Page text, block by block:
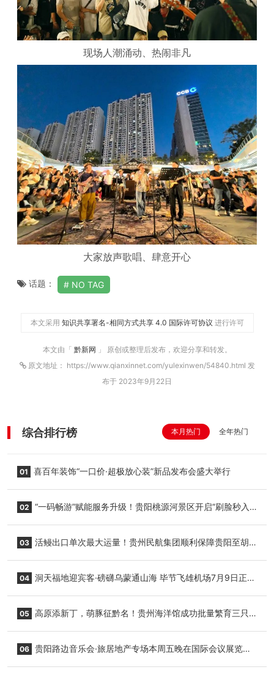
现场人潮涌动、热闹非凡
大家放声歌唱、肆意开心
话题： NO TAG
本文采用 知识共享署名-相同方式共享 4.0 国际许可协议 进行许可
本文由「 黔新网 」 原创或整理后发布，欢迎分享和转发。
原文地址： https://www.qianxinnet.com/yulexinwen/54840.html 发
布于 2023年9月22日
综合排行榜 本月热门 全年热门
01 喜百年装饰“一口价·超极放心装”新品发布会盛大举行
02 “一码畅游”赋能服务升级！贵阳桃源河景区开启“刷脸秒入
03 活鳗出口单次最大运量！贵州民航集团顺利保障贵阳至胡
04 洞天福地迎宾客·磅礴乌蒙通山海 毕节飞雄机场7月9日正式
05 高原添新丁，萌豚征黔名！贵州海洋馆成功批量繁育三只
06 贵阳路边音乐会·旅居地产专场本周五晚在国际会议展览中